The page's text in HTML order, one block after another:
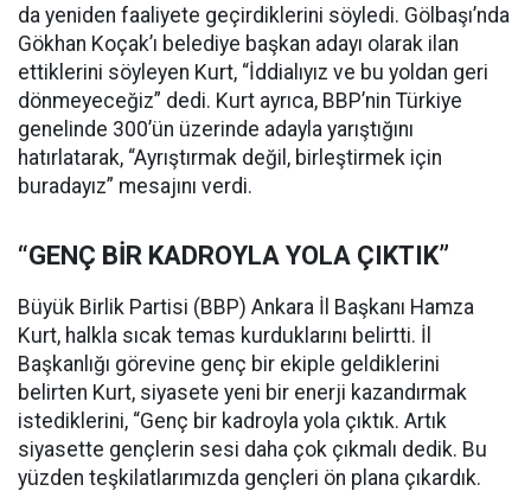
da yeniden faaliyete geçirdiklerini söyledi. Gölbaşı’nda
Gökhan Koçak’ı belediye başkan adayı olarak ilan
ettiklerini söyleyen Kurt, “İddialıyız ve bu yoldan geri
dönmeyeceğiz” dedi. Kurt ayrıca, BBP’nin Türkiye
genelinde 300’ün üzerinde adayla yarıştığını
hatırlatarak, “Ayrıştırmak değil, birleştirmek için
buradayız” mesajını verdi.
“GENÇ BİR KADROYLA YOLA ÇIKTIK”
Büyük Birlik Partisi (BBP) Ankara İl Başkanı Hamza
Kurt, halkla sıcak temas kurduklarını belirtti. İl
Başkanlığı görevine genç bir ekiple geldiklerini
belirten Kurt, siyasete yeni bir enerji kazandırmak
istediklerini, “Genç bir kadroyla yola çıktık. Artık
siyasette gençlerin sesi daha çok çıkmalı dedik. Bu
yüzden teşkilatlarımızda gençleri ön plana çıkardık.